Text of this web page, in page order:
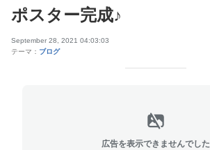
ポスター完成♪
September 28, 2021 04:03:03
テーマ： ブログ
広告を表示できませんでした